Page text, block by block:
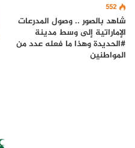
552
شاهد بالصور .. وصول المدرعات
الإماراتية إلى وسط مدينة
#الحديدة وهذا ما فعله عدد من
المواطنين